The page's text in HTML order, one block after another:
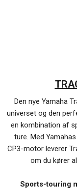
Den nye Yamaha
universet og den
en kombination af
ture. Med
CP3-motor leverer
om du kører
Sports-touring